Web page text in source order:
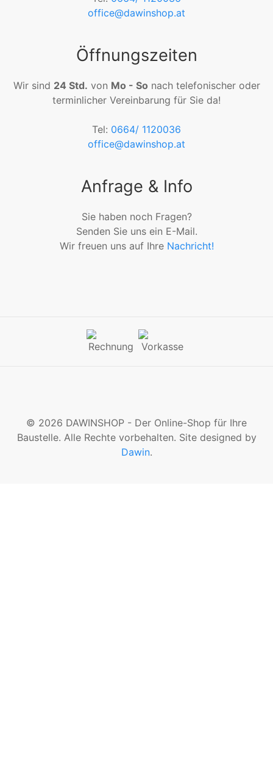
office@dawinshop.at
Öffnungszeiten
Wir sind 24 Std. von Mo - So nach telefonischer oder
terminlicher Vereinbarung für Sie da!
Tel: 0664/ 1120036
office@dawinshop.at
Anfrage & Info
Sie haben noch Fragen?
Senden Sie uns ein E-Mail.
Wir freuen uns auf Ihre Nachricht!
© 2026 DAWINSHOP - Der Online-Shop für Ihre
Baustelle. Alle Rechte vorbehalten. Site designed by
Dawin.